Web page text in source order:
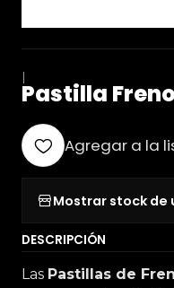
|
Pastilla Freno
Agregar a la
Mostrar stock de
DESCRIPCIÓN
Las Pastillas de